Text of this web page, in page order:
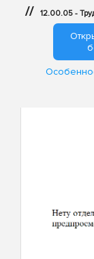
// 12.00.05 -